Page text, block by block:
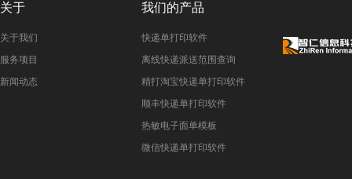
关于
关于我们
服务项目
新闻动态
我们的产品
快递单打印软件
离线快递派送范围查询
精打淘宝快递单打印软件
顺丰快递单打印软件
热敏电子面单模板
微信快递单打印软件